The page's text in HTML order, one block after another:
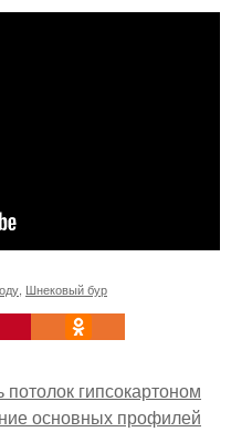
Шнековый бур